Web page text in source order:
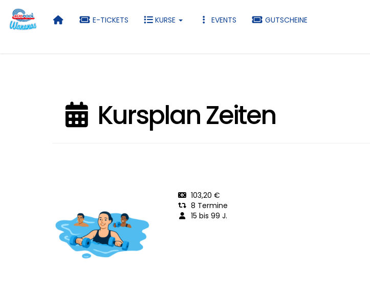
E-TICKETS KURSE EVENTS GUTSCHEINE
Kursplan Zeiten
103,20 €
8 Termine
15 bis 99 J.